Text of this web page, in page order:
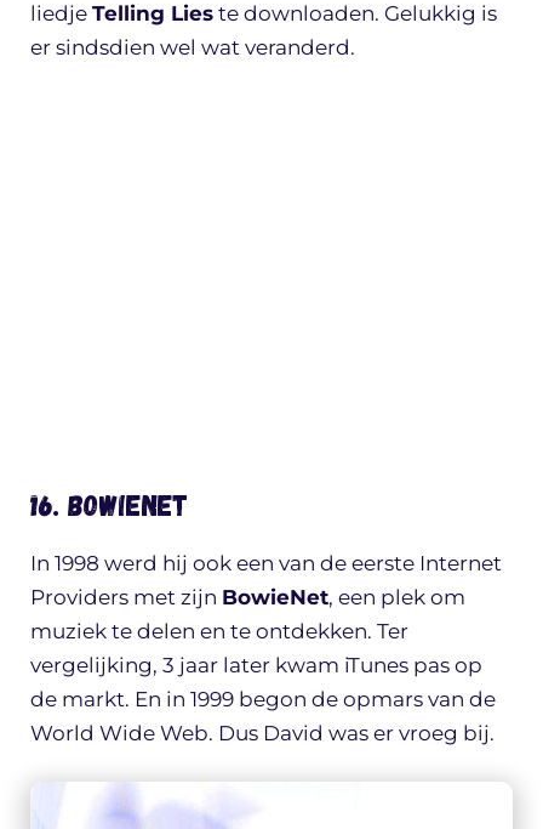
liedje Telling Lies te downloaden. Gelukkig is
er sindsdien wel wat veranderd.
16. BowieNet
In 1998 werd hij ook een van de eerste Internet
Providers met zijn BowieNet, een plek om
muziek te delen en te ontdekken. Ter
vergelijking, 3 jaar later kwam iTunes pas op
de markt. En in 1999 begon de opmars van de
World Wide Web. Dus David was er vroeg bij.